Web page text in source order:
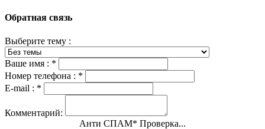
Обратная связь
Выберите тему :
Ваше имя : *
Номер телефона : *
E-mail : *
Комментарий:
Анти СПАМ* Проверка...